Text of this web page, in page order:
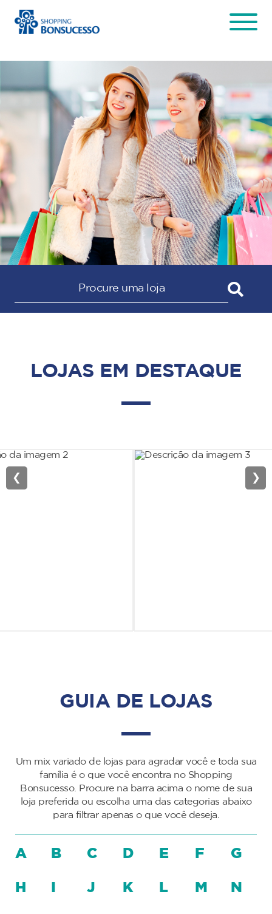
LOJAS EM DESTAQUE
❮ ❯
GUIA DE LOJAS
Um mix variado de lojas para agradar você e toda sua
família é o que você encontra no Shopping
Bonsucesso. Procure na barra acima o nome de sua
loja preferida ou escolha uma das categorias abaixo
para filtrar apenas o que você deseja.
A B C D E F G
H J K L M N